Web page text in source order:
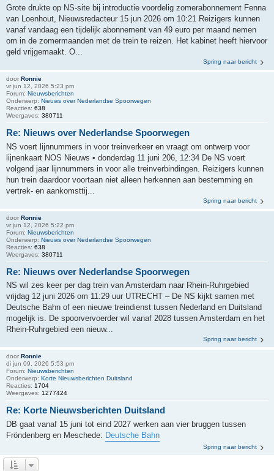
Grote drukte op NS-site bij introductie voordelig zomerabonnement Fenna
van Loenhout, Nieuwsredacteur 15 jun 2026 om 10:21 Reizigers kunnen
vanaf vandaag een tijdelijk abonnement van 49 euro per maand nemen
om in de zomermaanden met de trein te reizen. Het kabinet heeft hiervoor
geld vrijgemaakt. O...
Spring naar bericht
door Ronnie
vr jun 12, 2026 5:23 pm
Forum: Nieuwsberichten
Onderwerp: Nieuws over Nederlandse Spoorwegen
Reacties: 638
Weergaves: 380711
Re: Nieuws over Nederlandse Spoorwegen
NS voert lijnnummers in voor treinverkeer en vraagt om ontwerp voor
lijnenkaart NOS Nieuws • donderdag 11 juni 206, 12:34 De NS voert
volgend jaar lijnnummers in voor alle treinverbindingen. Reizigers kunnen
hun trein daardoor voortaan niet alleen herkennen aan bestemming en
vertrek- en aankomsttij...
Spring naar bericht
door Ronnie
vr jun 12, 2026 5:22 pm
Forum: Nieuwsberichten
Onderwerp: Nieuws over Nederlandse Spoorwegen
Reacties: 638
Weergaves: 380711
Re: Nieuws over Nederlandse Spoorwegen
NS wil zes keer per dag trein van Amsterdam naar Rhein-Ruhrgebied
vrijdag 12 juni 2026 om 11:29 uur UTRECHT – De NS kijkt samen met
Deutsche Bahn of een nieuwe treindienst tussen Nederland en Duitsland
mogelijk is. De spoorvervoerder wil vanaf 2028 tussen Amsterdam en het
Rhein-Ruhrgebied een nieuw...
Spring naar bericht
door Ronnie
di jun 09, 2026 5:53 pm
Forum: Nieuwsberichten
Onderwerp: Korte Nieuwsberichten Duitsland
Reacties: 1704
Weergaves: 1277424
Re: Korte Nieuwsberichten Duitsland
DB gaat vanaf 15 juni tot eind 2027 werken aan vier bruggen tussen
Fröndenberg en Meschede: Deutsche Bahn
Spring naar bericht